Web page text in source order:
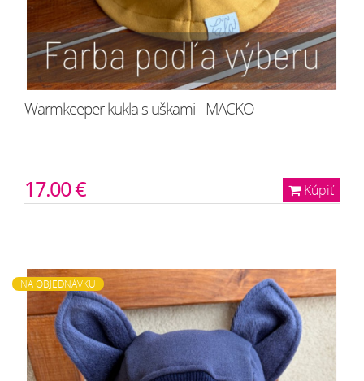
Warmkeeper kukla s uškami - MACKO
Kúpiť
17.00 €
NA OBJEDNÁVKU